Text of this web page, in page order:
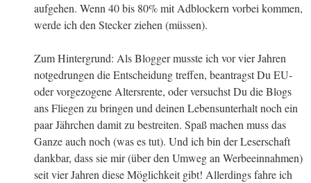
aufgehen. Wenn 40 bis 80% mit Adblockern vorbei kommen,
werde ich den Stecker ziehen (müssen).
Zum Hintergrund: Als Blogger musste ich vor vier Jahren
notgedrungen die Entscheidung treffen, beantragst Du EU-
oder vorgezogene Altersrente, oder versuchst Du die Blogs
ans Fliegen zu bringen und deinen Lebensunterhalt noch ein
paar Jährchen damit zu bestreiten. Spaß machen muss das
Ganze auch noch (was es tut). Und ich bin der Leserschaft
dankbar, dass sie mir (über den Umweg an Werbeeinnahmen)
seit vier Jahren diese Möglichkeit gibt! Allerdings fahre ich